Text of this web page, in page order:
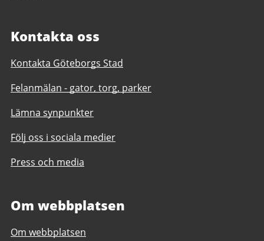
Kontakta oss
Kontakta Göteborgs Stad
Felanmälan - gator, torg, parker
Lämna synpunkter
Följ oss i sociala medier
Press och media
Om webbplatsen
Om webbplatsen